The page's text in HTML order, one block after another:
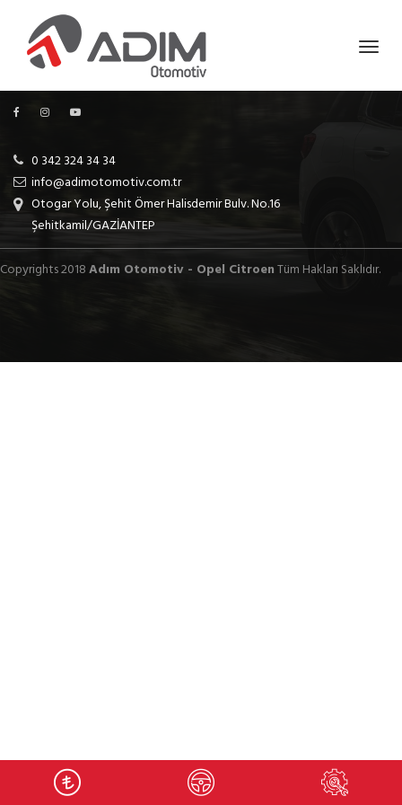
0 342 324 34 34
info@adimotomotiv.com.tr
Otogar Yolu, Şehit Ömer Halisdemir Bulv. No.16
Şehitkamil/GAZİANTEP
Copyrights 2018Adım Otomotiv - Opel CitroenTüm Hakları Saklıdır.